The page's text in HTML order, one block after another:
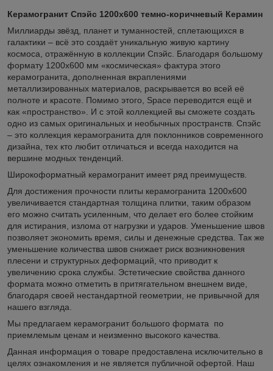
Керамогранит Спэйс 1200х600 темно-коричневый Керамин
Миллиарды звёзд, планет и туманностей, сплетающихся в
галактики – всё это создаёт уникальную живую картину
космоса, отражённую в коллекции Спэйс. Благодаря большому
формату 1200х600 мм «космическая» фактура этого
керамогранита, дополненная вкраплениями
металлизированных материалов, раскрывается во всей её
полноте и красоте. Помимо этого, Space переводится ещё и
как «пространство». И с этой коллекцией вы сможете создать
одно из самых оригинальных и необычных пространств. Спэйс
– это коллекция керамогранита для поклонников современного
дизайна, тех кто любит отличаться и всегда находится на
вершине модных тенденций.
Широкоформатный керамогранит имеет ряд преимуществ.
Для достижения прочности плиты керамогранита 1200х600
увеличивается стандартная толщина плитки, таким образом
его можно считать усиленным, что делает его более стойким
для истирания, излома от нагрузки и ударов. Уменьшение швов
позволяет экономить время, силы и денежные средства. Так же
уменьшение количества швов снижает риск возникновения
плесени и структурных деформаций, что приводит к
увеличению срока службы. Эстетические свойства данного
формата можно отметить в притягательном внешнем виде,
благодаря своей нестандартной геометрии, не привычной для
нашего взгляда.
Мы предлагаем керамогранит большого формата по
приемлемым ценам и неизменно высокого качества.
Данная информация о товаре предоставлена исключительно в
целях ознакомления и не является публичной офертой. Наш